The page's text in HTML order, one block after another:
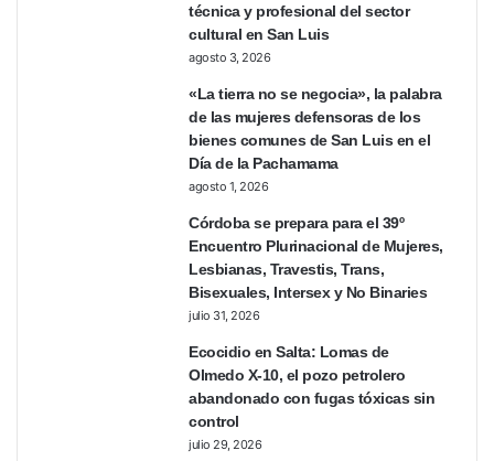
técnica y profesional del sector
cultural en San Luis
agosto 3, 2026
«La tierra no se negocia», la palabra
de las mujeres defensoras de los
bienes comunes de San Luis en el
Día de la Pachamama
agosto 1, 2026
Córdoba se prepara para el 39º
Encuentro Plurinacional de Mujeres,
Lesbianas, Travestis, Trans,
Bisexuales, Intersex y No Binaries
julio 31, 2026
Ecocidio en Salta: Lomas de
Olmedo X-10, el pozo petrolero
abandonado con fugas tóxicas sin
control
julio 29, 2026